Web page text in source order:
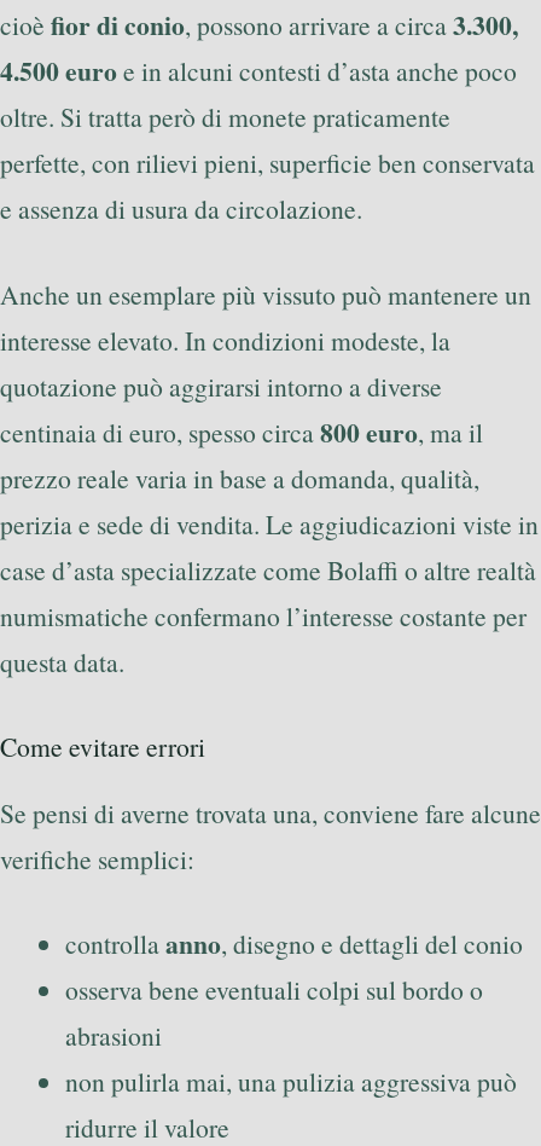
cioè fior di conio, possono arrivare a circa3.300,
4.500 euroe in alcuni contesti d’asta anche poco
oltre. Si tratta però di monete praticamente
perfette, con rilievi pieni, superficie ben conservata
e assenza di usura da circolazione.
Anche un esemplare più vissuto può mantenere un
interesse elevato. In condizioni modeste, la
quotazione può aggirarsi intorno a diverse
centinaia di euro, spesso circa800 euro, ma il
prezzo reale varia in base a domanda, qualità,
perizia e sede di vendita. Le aggiudicazioni viste in
case d’asta specializzate come Bolaffi o altre realtà
numismatiche confermano l’interesse costante per
questa data.
Come evitare errori
Se pensi di averne trovata una, conviene fare alcune
verifiche semplici:
controllaanno, disegno e dettagli del conio
osserva bene eventuali colpi sul bordo o
abrasioni
non pulirla mai, una pulizia aggressiva può
ridurre il valore